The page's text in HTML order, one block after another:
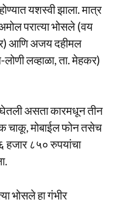
यशस्वी झाला. मात्र
परात्या भोसले (वय
आणि अजय दहीमल
लव्हाळा, ता. मेहकर)
घेतली असता कारमधून तीन
चाकू, मोबाईल फोन तसेच
८५० रुपयांचा
भोसले हा गंभीर